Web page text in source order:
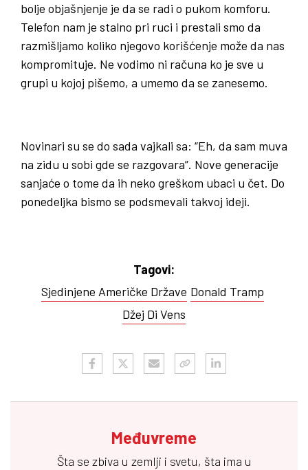
bolje objašnjenje je da se radi o pukom komforu.
Telefon nam je stalno pri ruci i prestali smo da
razmišljamo koliko njegovo korišćenje može da nas
kompromituje. Ne vodimo ni računa ko je sve u
grupi u kojoj pišemo, a umemo da se zanesemo.
Novinari su se do sada vajkali sa: “Eh, da sam muva
na zidu u sobi gde se razgovara”. Nove generacije
sanjaće o tome da ih neko greškom ubaci u čet. Do
ponedeljka bismo se podsmevali takvoj ideji.
Tagovi:
Sjedinjene Američke Države Donald Tramp
Džej Di Vens
Međuvreme
Šta se zbiva u zemlji i svetu, šta ima u